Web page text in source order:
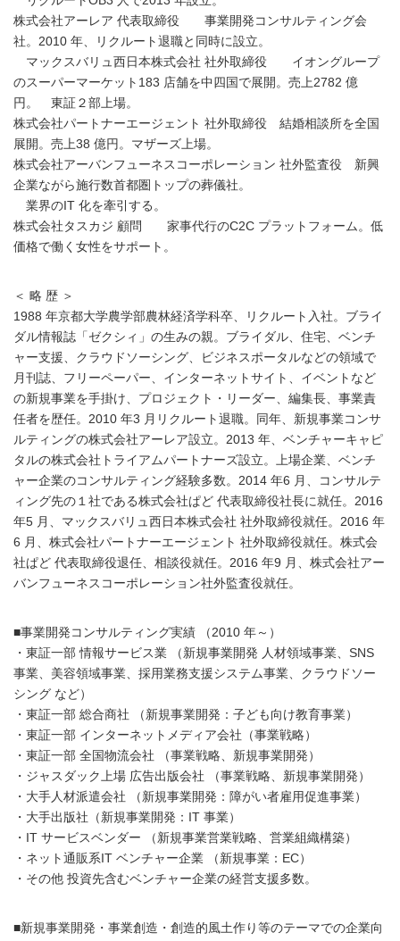
株式会社アーレア 代表取締役 事業開発コンサルティング会
社。2010 年、リクルート退職と同時に設立。
マックスバリュ西日本株式会社 社外取締役 イオングループ
のスーパーマーケット183 店舗を中四国で展開。売上2782 億
円。 東証２部上場。
株式会社パートナーエージェント 社外取締役 結婚相談所を全国
展開。売上38 億円。マザーズ上場。
株式会社アーバンフューネスコーポレーション 社外監査役 新興
企業ながら施行数首都圏トップの葬儀社。
業界のIT 化を牽引する。
株式会社タスカジ 顧問 家事代行のC2C プラットフォーム。低
価格で働く女性をサポート。
＜ 略 歴 ＞
1988 年京都大学農学部農林経済学科卒、リクルート入社。ブライ
ダル情報誌「ゼクシィ」の生みの親。ブライダル、住宅、ベンチ
ャー支援、クラウドソーシング、ビジネスポータルなどの領域で
月刊誌、フリーペーパー、インターネットサイト、イベントなど
の新規事業を手掛け、プロジェクト・リーダー、編集長、事業責
任者を歴任。2010 年3 月リクルート退職。同年、新規事業コンサ
ルティングの株式会社アーレア設立。2013 年、ベンチャーキャピ
タルの株式会社トライアムパートナーズ設立。上場企業、ベンチ
ャー企業のコンサルティング経験多数。2014 年6 月、コンサルテ
ィング先の１社である株式会社ぱど 代表取締役社長に就任。2016
年5 月、マックスバリュ西日本株式会社 社外取締役就任。2016 年
6 月、株式会社パートナーエージェント 社外取締役就任。株式会
社ぱど 代表取締役退任、相談役就任。2016 年9 月、株式会社アー
バンフューネスコーポレーション社外監査役就任。
■事業開発コンサルティング実績 （2010 年～）
・東証一部 情報サービス業 （新規事業開発 人材領域事業、SNS
事業、美容領域事業、採用業務支援システム事業、クラウドソー
シング など）
・東証一部 総合商社 （新規事業開発：子ども向け教育事業）
・東証一部 インターネットメディア会社（事業戦略）
・東証一部 全国物流会社 （事業戦略、新規事業開発）
・ジャスダック上場 広告出版会社 （事業戦略、新規事業開発）
・大手人材派遣会社 （新規事業開発：障がい者雇用促進事業）
・大手出版社（新規事業開発：IT 事業）
・IT サービスベンダー （新規事業営業戦略、営業組織構築）
・ネット通販系IT ベンチャー企業 （新規事業：EC）
・その他 投資先含むベンチャー企業の経営支援多数。
■新規事業開発・事業創造・創造的風土作り等のテーマでの企業向